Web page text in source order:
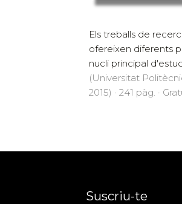
Els treballs de
ofereixen diferents
nucli principal
(Universitat
2015) · 241 pàg. ·
Suscriu-te